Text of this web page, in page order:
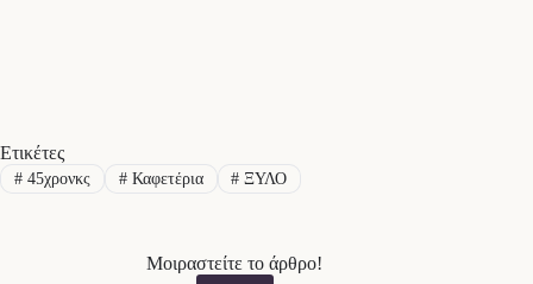
Ετικέτες
#45χρονκς #Καφετέρια # ΞΥΛΟ
Μοιραστείτε το άρθρο!